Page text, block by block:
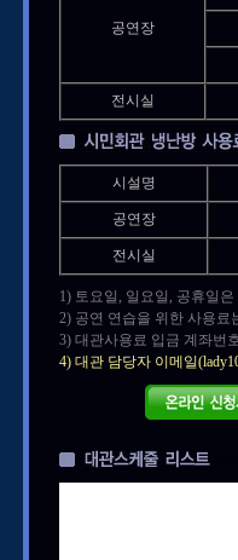
공연장
전시실
시설명
공연장
전시실
1) 토요일, 일요일, 공휴일
2) 공연 연습을 위한 사용료
3) 대관사용료 입금 계좌번
4) 대관 담당자 이메일